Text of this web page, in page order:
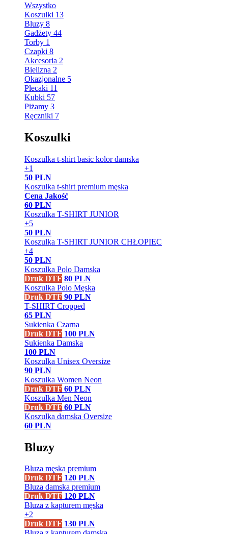
Wszystko
Koszulki 13
Bluzy 8
Gadżety 44
Torby 1
Czapki 8
Akcesoria 2
Bielizna 2
Okazjonalne 5
Plecaki 11
Kubki 57
Piżamy 3
Ręczniki 7
Koszulki
Koszulka t-shirt basic kolor damska
+1
50 PLN
Koszulka t-shirt premium męska
Cena Jakość
60 PLN
Koszulka T-SHIRT JUNIOR
+5
50 PLN
Koszulka T-SHIRT JUNIOR CHŁOPIEC
+4
50 PLN
Koszulka Polo Damska
Druk DTF 80 PLN
Koszulka Polo Męska
Druk DTF 90 PLN
T-SHIRT Cropped
65 PLN
Sukienka Czarna
Druk DTF 100 PLN
Sukienka Damska
100 PLN
Koszulka Unisex Oversize
90 PLN
Koszulka Women Neon
Druk DTF 60 PLN
Koszulka Men Neon
Druk DTF 60 PLN
Koszulka damska Oversize
60 PLN
Bluzy
Bluza męska premium
Druk DTF 120 PLN
Bluza damska premium
Druk DTF 120 PLN
Bluza z kapturem męska
+2
Druk DTF 130 PLN